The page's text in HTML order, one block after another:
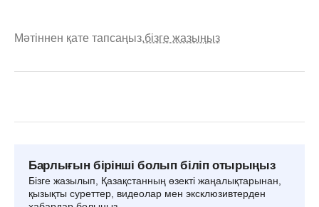
Мәтіннен қате тапсаңыз,бізге жазыңыз
Барлығын бірінші болып біліп отырыңыз
Бізге жазылып, Қазақстанның өзекті жаңалықтарынан,
қызықты суреттер, видеолар мен эксклюзивтерден